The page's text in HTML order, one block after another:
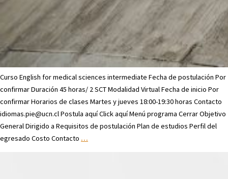
Curso English for medical sciences intermediate Fecha de postulación Por
confirmar Duración 45 horas/ 2 SCT Modalidad Virtual Fecha de inicio Por
confirmar Horarios de clases Martes y jueves 18:00-19:30 horas Contacto
idiomas.pie@ucn.cl Postula aquí Click aquí Menú programa Cerrar Objetivo
General Dirigido a Requisitos de postulación Plan de estudios Perfil del
egresado Costo Contacto …